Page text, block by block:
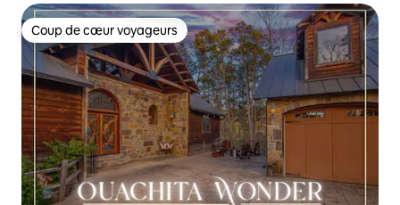
Coup de cœur voyageurs
Coup de cœur voyageurs